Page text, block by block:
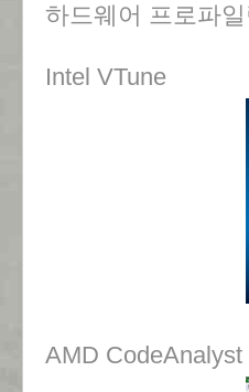
하드웨어 프로파
Intel VTune
AMD CodeAnalyst